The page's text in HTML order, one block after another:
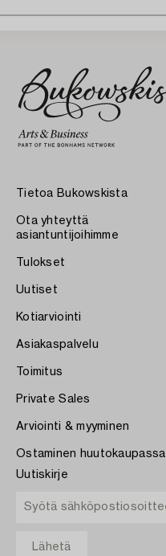
Tietoa Bukowskista
Ota yhteyttä
asiantuntijoihimme
Tulokset
Uutiset
Kotiarviointi
Asiakaspalvelu
Toimitus
Private Sales
Arviointi & myyminen
Ostaminen huutokaupassa
Uutiskirje